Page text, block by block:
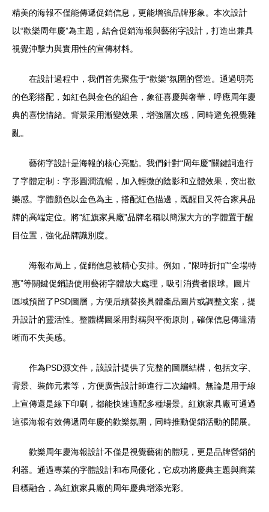
精美的海報不僅能傳遞促銷信息，更能增強品牌形象。本次設計
以“歡樂周年慶”為主題，結合促銷海報與藝術字設計，打造出兼具
視覺沖擊力與實用性的宣傳材料。
在設計過程中，我們首先聚焦于“歡樂”氛圍的營造。通過明亮
的色彩搭配，如紅色與金色的組合，象征喜慶與奢華，呼應周年慶
典的喜悅情緒。背景采用漸變效果，增強層次感，同時避免視覺雜
亂。
藝術字設計是海報的核心亮點。我們針對“周年慶”關鍵詞進行
了字體定制：字形圓潤流暢，加入輕微的陰影和立體效果，突出歡
樂感。字體顏色以金色為主，搭配紅色描邊，既醒目又符合家具品
牌的高端定位。將“紅旗家具廠”品牌名稱以簡潔大方的字體置于醒
目位置，強化品牌識別度。
海報布局上，促銷信息被精心安排。例如，“限時折扣”“全場特
惠”等關鍵促銷語使用藝術字體放大處理，吸引消費者眼球。圖片
區域預留了PSD圖層，方便后續替換具體產品圖片或調整文案，提
升設計的靈活性。整體構圖采用對稱與平衡原則，確保信息傳達清
晰而不失美感。
作為PSD源文件，該設計提供了完整的圖層結構，包括文字、
背景、裝飾元素等，方便廣告設計師進行二次編輯。無論是用于線
上宣傳還是線下印刷，都能快速適配多種場景。紅旗家具廠可通過
這張海報有效傳遞周年慶的歡樂氛圍，同時推動促銷活動的開展。
歡樂周年慶海報設計不僅是視覺藝術的體現，更是品牌營銷的
利器。通過專業的字體設計和布局優化，它成功將慶典主題與商業
目標融合，為紅旗家具廠的周年慶典增添光彩。